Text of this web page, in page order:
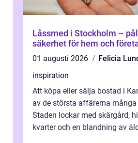
Låssmed i Stockholm –
säkerhet för hem och
01 augusti 2026
Felicia
inspiration
Att köpa eller sälja bostad i
av de största affärerna
Staden lockar med skärgård,
kvarter och en blandning av